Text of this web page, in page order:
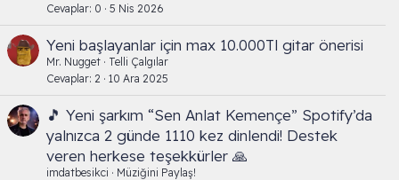
Cevaplar 0 5 Nis 2026
Yeni başlayanlar için max 10.000Tl gitar önerisi
Mr. Nugget
Telli Çalgılar
Cevaplar 2 10 Ara 2025
🎵 Yeni şarkım “Sen Anlat Kemençe” Spotify’da
yalnızca 2 günde 1110 kez dinlendi! Destek
veren herkese teşekkürler 🙏
imdatbesikci
Müziğini Paylaş!